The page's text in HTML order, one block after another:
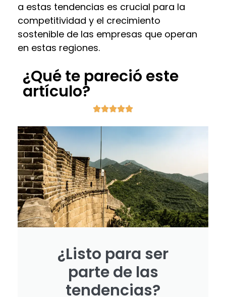
a estas tendencias es crucial para la
competitividad y el crecimiento
sostenible de las empresas que operan
en estas regiones.
¿Qué te pareció este
artículo?
¿Listo para ser
parte de las
tendencias?